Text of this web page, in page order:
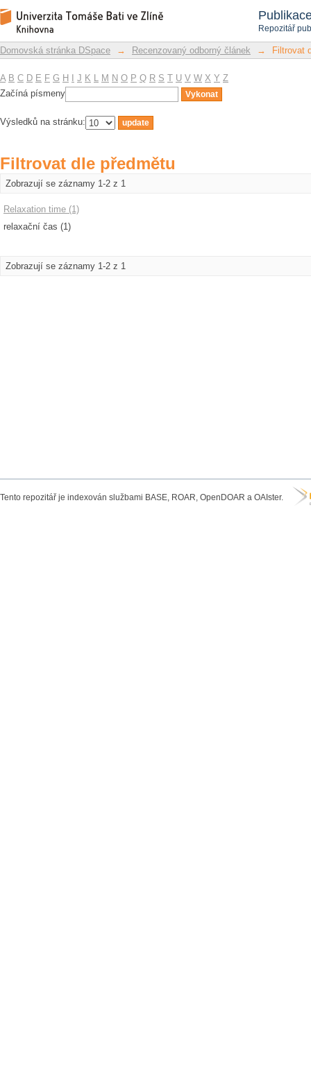
Repozitář
Filtrovat dle předmětu
Repozitář DSpace/Manakin
Domovská stránka DSpace → Recenzovaný odborný článek → Filtrovat
A B C D E F G H J K L M N O P Q R S T U V W X Y Z
Začíná písmeny
Výsledků na stránku:
Filtrovat dle předmětu
Zobrazují se záznamy 1-2 z 1
Relaxation time (1)
relaxační čas (1)
Zobrazují se záznamy 1-2 z 1
Tento repozitář je indexován službami BASE, ROAR, OpenDOAR a OAIster.